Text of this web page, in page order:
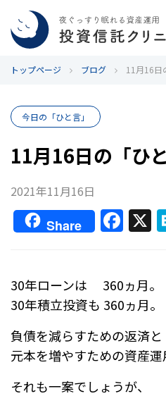
カウンセリング
ブログ
代表カン・チュンド
投資信託クリニックとは
インデックス投資の特徴
お問い合わせ
トップページ ブログ 11月16日
今日の「ひと言」
11月16日の「ひと
2021年11月16日
Share F
a
e
b
o
o
k
X
30年ローンは 360ヵ月。
30年積立投資も 360ヵ月。
負債を減らすための返済と
元本を増やすための資産
それも一案でしょうが、